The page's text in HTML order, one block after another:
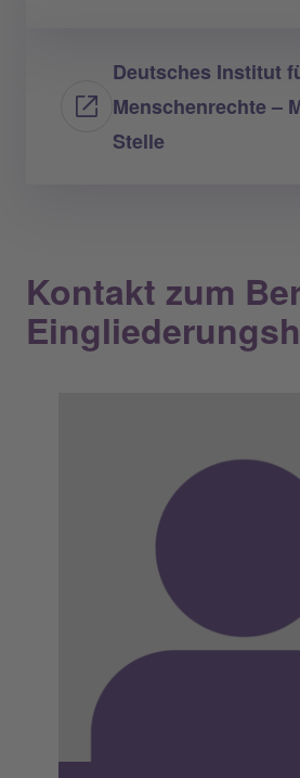
Deutsches Institut
Menschenrechte –
Stelle
Kontakt zum